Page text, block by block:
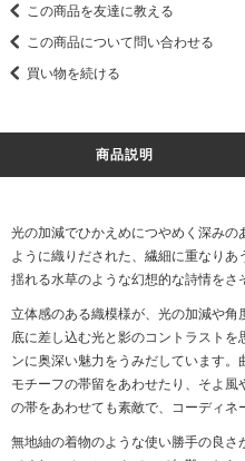
この商品を友達に教える
この商品について問い合わせる
買い物を続ける
商品説明
光の加減でひかえめにつやめく深み
ように織りだされた、繊細に重なり
揺れる水草のような幻想的な詩情をさ
立体感のある織模様が、光の加減や
底に差し込む光と影のコントラスト
ンに奥深い魅力をうみだしています
モチーフの帯留をあわせたり、そよ
の帯をあわせても素敵で、コーディネ
無地紬の着物のような使い勝手の良さ